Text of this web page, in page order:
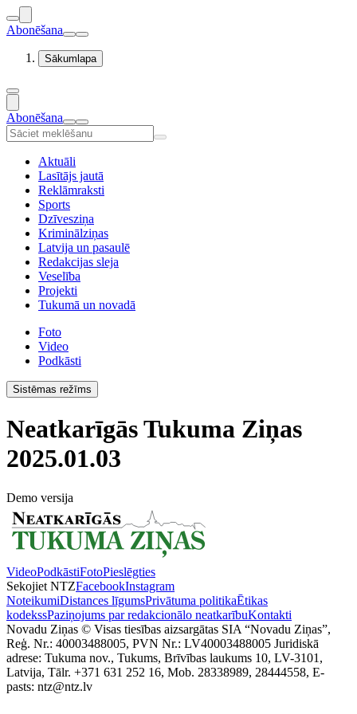
Abonēšana
Sākumlapa
Abonēšana
Aktuāli
Lasītājs jautā
Reklāmraksti
Sports
Dzīvesziņa
Kriminālziņas
Latvija un pasaulē
Redakcijas sleja
Veselība
Projekti
Tukumā un novadā
Foto
Video
Podkāsti
Sistēmas režīms
Neatkarīgās Tukuma Ziņas
2025.01.03
Demo versija
VideoPodkāstiFotoPieslēgties
Sekojiet NTZFacebookInstagram
NoteikumiDistances līgumsPrivātuma politikaĒtikas
kodekssPaziņojums par redakcionālo neatkarībuKontakti
Novadu Ziņas © Visas tiesības aizsargātas SIA “Novadu Ziņas”,
Reģ. Nr.: 40003488005, PVN Nr.: LV40003488005 Juridiskā
adrese: Tukuma nov., Tukums, Brīvības laukums 10, LV-3101,
Latvija, Tālr. +371 631 252 16, Mob. 28338989, 28444558, E-
pasts: ntz@ntz.lv